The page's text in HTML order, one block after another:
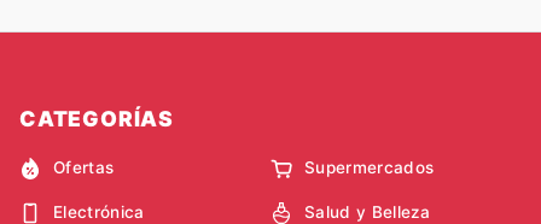
CATEGORÍAS
Ofertas Supermercados
Electrónica Salud y Belleza